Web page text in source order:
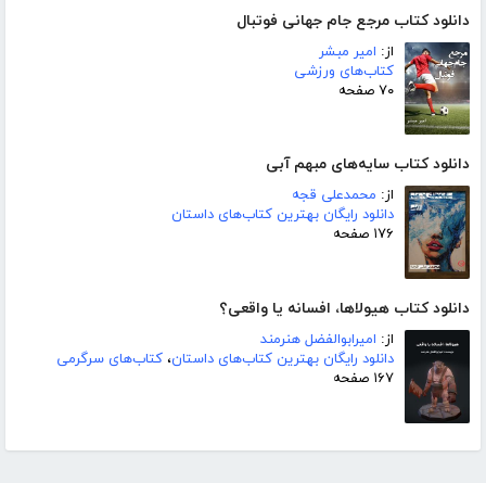
دانلود کتاب مرجع جام جهانی فوتبال
از: امیر مبشر
کتاب‌های ورزشی
۷۰ صفحه
دانلود کتاب سایه‌های مبهم آبی
از: محمدعلی قجه
دانلود رایگان بهترین کتاب‌های داستان
۱۷۶ صفحه
دانلود کتاب هیولاها، افسانه یا واقعی؟
از: امیرابوالفضل هنرمند
دانلود رایگان بهترین کتاب‌های داستان، کتاب‌های سرگرمی
۱۶۷ صفحه